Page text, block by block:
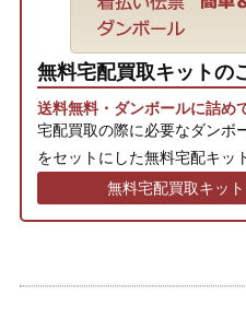
無料宅配買取キットの
送料無料・ダンボールに詰め
宅配買取の際に必要なダンボ
をセットにした無料宅配キッ
無料宅配買取キッ